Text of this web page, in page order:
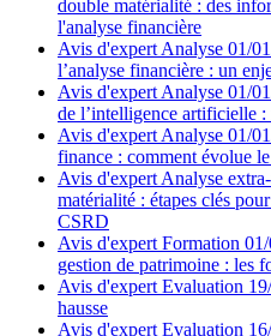
double matérialité : des
l'analyse financière
Avis d'expert Analyse 01/
l’analyse financière : un
Avis d'expert Analyse 01/
de l’intelligence artificielle :
Avis d'expert Analyse 01/
finance : comment évolue
Avis d'expert Analyse
matérialité : étapes clés
CSRD
Avis d'expert Formation
gestion de patrimoine : les
Avis d'expert Evaluation
hausse
Avis d'expert Evaluation